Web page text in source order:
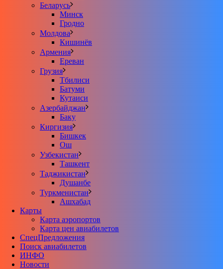
Беларусь
Минск
Гродно
Молдова
Кишинёв
Армения
Ереван
Грузия
Тбилиси
Батуми
Кутаиси
Азербайджан
Баку
Киргизия
Бишкек
Ош
Узбекистан
Ташкент
Таджикистан
Душанбе
Туркменистан
Ашхабад
Карты
Карта аэропортов
Карта цен авиабилетов
CпецПредложения
Поиск авиабилетов
ИНФО
Новости